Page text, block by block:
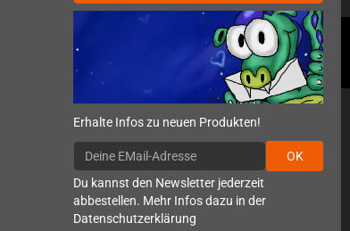
Erhalte Infos zu neuen Produkten!
OK
Du kannst den Newsletter jederzeit
abbestellen. Mehr Infos dazu in der
Datenschutzerklärung